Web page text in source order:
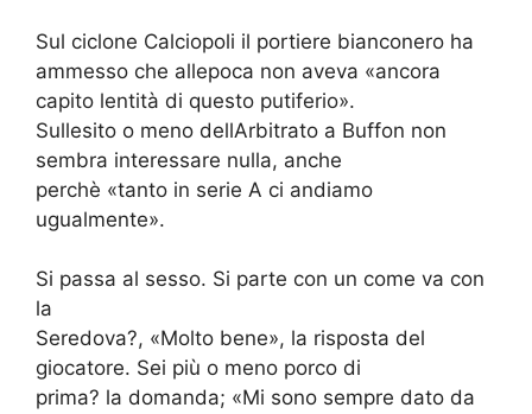
Sul ciclone Calciopoli il portiere bianconero ha
ammesso che allepoca non aveva «ancora
capito lentità di questo putiferio».
Sullesito o meno dellArbitrato a Buffon non
sembra interessare nulla, anche
perchè «tanto in serie A ci andiamo
ugualmente».
Si passa al sesso. Si parte con un come va con
la
Seredova?, «Molto bene», la risposta del
giocatore. Sei più o meno porco di
prima? la domanda; «Mi sono sempre dato da